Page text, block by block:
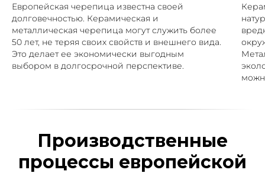
Европейская черепица известна своей
долговечностью. Керамическая и
металлическая черепица могут служить более
50 лет, не теряя своих свойств и внешнего вида.
Это делает ее экономически выгодным
выбором в долгосрочной перспективе.
Производственные
процессы европейской